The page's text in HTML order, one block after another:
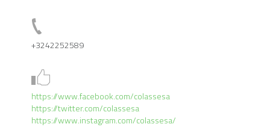
+3242252589
https://www.facebook.com/colassesa
https://twitter.com/colassesa
https://www.instagram.com/colassesa/